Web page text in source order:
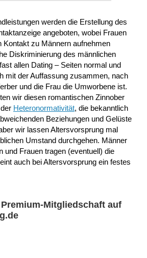
werden die Erstellung des
angeboten, wobei Frauen
Kontakt zu Männern aufnehmen
Diskriminierung des männlichen
allen Dating – Seiten normal und
mit der Auffassung zusammen, nach
und die Frau die Umworbene ist.
wir diesen romantischen Zinnober
Heteronormativität, die bekanntlich
Beziehungen und Gelüste
wir lassen Altersvorsprung mal
Umstand durchgehen. Männer
und Frauen tragen (eventuell) die
auch bei Altersvorsprung ein festes
Mitgliedschaft auf